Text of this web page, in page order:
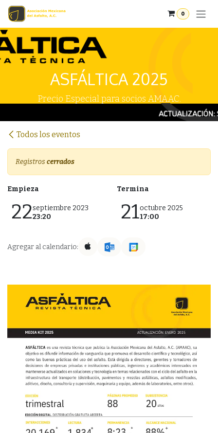
Ir al contenido
0
ASFÁLTICA 2025
Precio Especial para socios AMAAC.
Todos los eventos
Registros cerrados
Empieza
22septiembre 2023
23:20
Termina
21octubre 2025
17:00
Agregar al calendario: